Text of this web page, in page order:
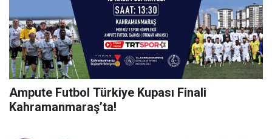
Ampute Futbol Türkiye Kupası Finali
Kahramanmaraş’ta!